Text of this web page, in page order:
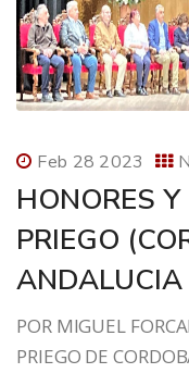
Feb 28 2023
HONORES
PRIEGO
ANDALUCIA
POR MIGUEL
PRIEGO DE